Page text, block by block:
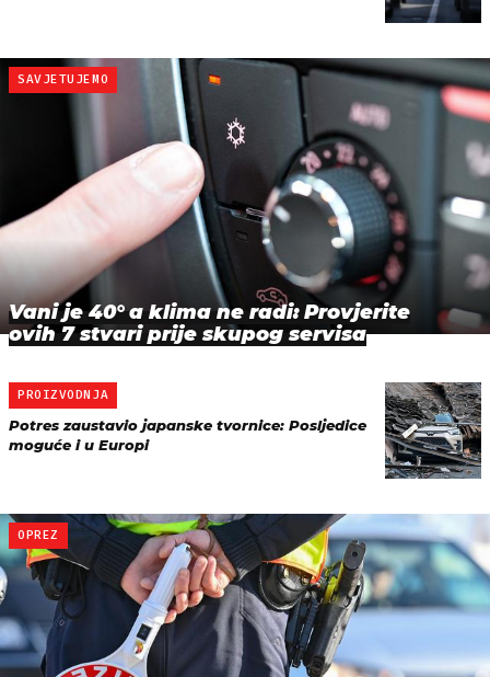
SAVJETUJEMO
Vani je 40° a klima ne radi: Provjerite
ovih 7 stvari prije skupog servisa
PROIZVODNJA
Potres zaustavio japanske tvornice: Posljedice
moguće i u Europi
OPREZ